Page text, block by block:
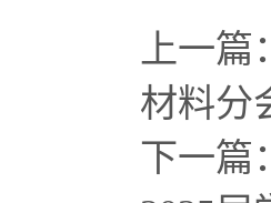
上一篇
材料分
下一篇